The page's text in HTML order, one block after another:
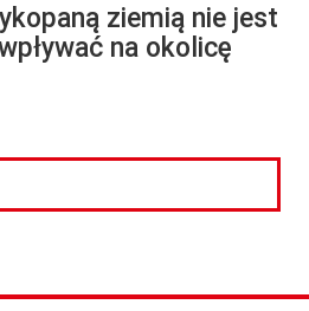
ziemią nie jest
na okolicę